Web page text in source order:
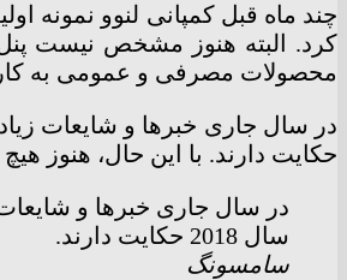
چند ماه قبل کمپانی لنوو نمونه
کرد. البته هنوز مشخص نیست
محصولات مصرفی و عمومی به کار
حکایت دارند. با این حال، هنوز
در سال جاری خبرها و
سال 2018 حکایت دارند.
سامسونگ